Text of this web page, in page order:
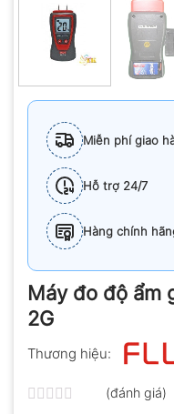
Miễn phí giao
Hỗ trợ 24/7
Hàng chính
Máy đo độ ẩm
2G
Thương hiệu:
(đánh giá)